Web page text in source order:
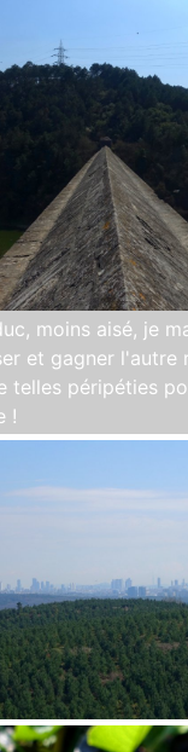
moins aisé, je
et gagner l'autre
telles péripéties
!